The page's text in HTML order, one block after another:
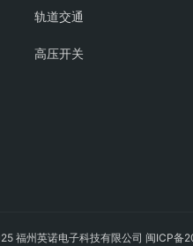
轨道交通
高压开关
福州英诺电子科技有限公司 闽ICP备